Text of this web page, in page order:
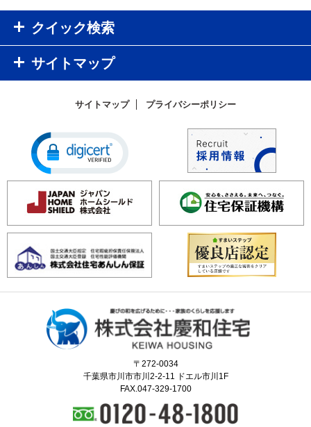
クイック検索
サイトマップ
サイトマップ プライバシーポリシー
〒272-0034
千葉県市川市市川2-2-11 ドエル市川1F
FAX.047-329-1700